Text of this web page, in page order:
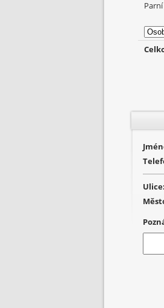
Ulice: